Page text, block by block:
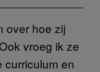
over hoe zij
vroeg ik ze
curriculum en